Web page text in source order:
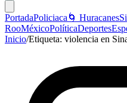
PortadaPoliciaca 🌀 Huracanes
RooMéxicoPolíticaDeportes
Inicio/Etiqueta: violencia en